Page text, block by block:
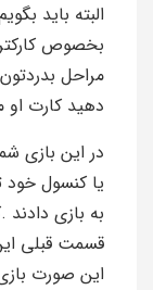
البته باید
بخصوص
مراحل
دهید کارت
در این بازی
یا کنسول خود
به بازی دادند
قسمت قبلی
این صورت